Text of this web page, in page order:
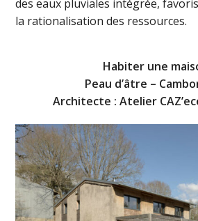
des eaux pluviales intégrée,
la rationalisation des ressources.
Habiter une
Peau d’âtre –
Architecte : Atelier